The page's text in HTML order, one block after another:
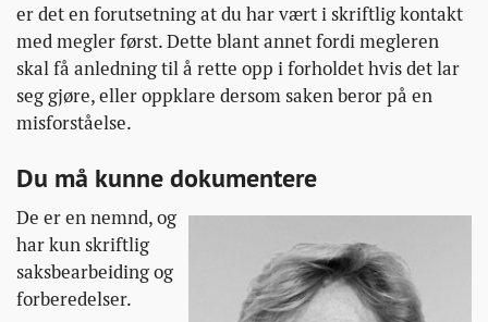
er det en forutsetning at du har vært i skriftlig kontakt
med megler først. Dette blant annet fordi megleren
skal få anledning til å rette opp i forholdet hvis det lar
seg gjøre, eller oppklare dersom saken beror på en
misforståelse.
Du må kunne dokumentere
De er en nemnd, og
har kun skriftlig
saksbearbeiding og
forberedelser.